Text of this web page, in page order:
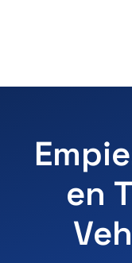
en